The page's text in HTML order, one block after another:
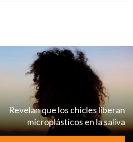
Revelan que los chicles liberan
microplásticos en la saliva